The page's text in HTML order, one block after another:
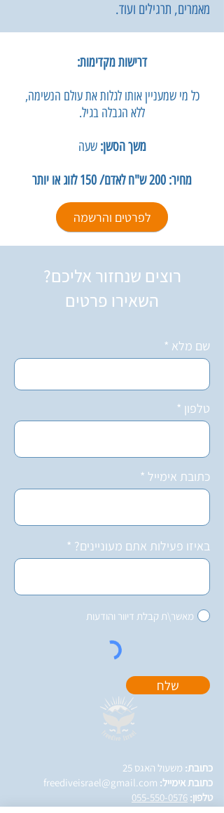
מאמרים, תרגילים ועוד.
דרישות מקדימות:
כל מי שמעניין אותו לגלות את עולם הנשימה,
ללא הגבלה בגיל.
משך הסשן: שעה
מחיר: 200 ש"ח לאדם/ 150 לזוג או יותר
לפרטים והרשמה
רוצים שנחזור אליכם?
השאירו פרטים
שם מלא
טלפון
כתובת אימייל
באיזו פעילות אתם מעוניינים?
מאשר\ת קבלת דיוור והודעות
שלח
כתובת: משעול האגס 25
כתובת אימייל: freediveisrael@gmail.com
טלפון: 055-550-0576